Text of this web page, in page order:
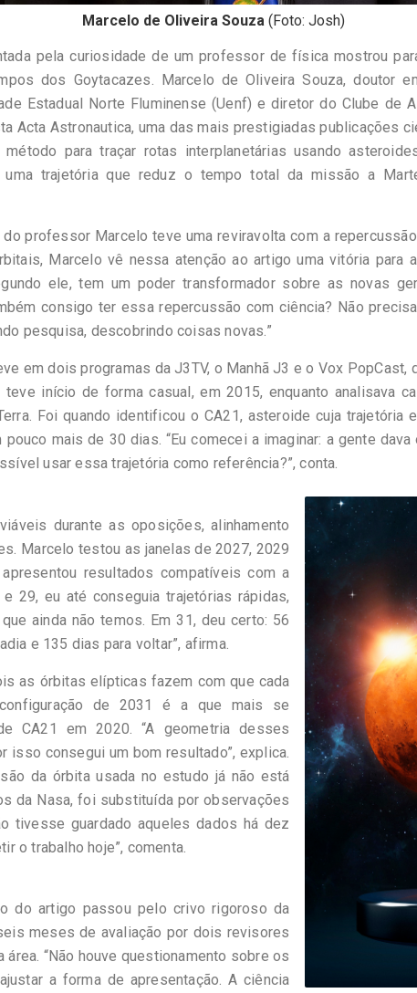
Marcelo de Oliveira Souza (Foto: Josh)
pela curiosidade de um professor de física mostrou
dos Goytacazes. Marcelo de Oliveira Souza, doutor
Estadual Norte Fluminense (Uenf) e diretor do Clube de
Acta Astronautica, uma das mais prestigiadas publicações
para traçar rotas interplanetárias usando
uma trajetória que reduz o tempo total da missão a
do professor Marcelo teve uma reviravolta com a
Marcelo vê nessa atenção ao artigo uma vitória para
ele, tem um poder transformador sobre as novas
consigo ter essa repercussão com ciência? Não
pesquisa, descobrindo coisas novas.”
em dois programas da J3TV, o Manhã J3 e o Vox PopCast,
início de forma casual, em 2015, enquanto analisava
Foi quando identificou o CA21, asteroide cuja trajetória
mais de 30 dias. “Eu comecei a imaginar: a gente
usar essa trajetória como referência?”, conta.
durante as oposições, alinhamento
Marcelo testou as janelas de 2027, 2029
resultados compatíveis com a
29, eu até conseguia trajetórias rápidas,
ainda não temos. Em 31, deu certo: 56
e 135 dias para voltar”, afirma.
as órbitas elípticas fazem com que cada
de 2031 é a que mais se
CA21 em 2020. “A geometria desses
isso consegui um bom resultado”, explica.
da órbita usada no estudo já não está
da Nasa, foi substituída por observações
tivesse guardado aqueles dados há dez
o trabalho hoje”, comenta.
do artigo passou pelo crivo rigoroso da
meses de avaliação por dois revisores
“Não houve questionamento sobre os
a forma de apresentação. A ciência